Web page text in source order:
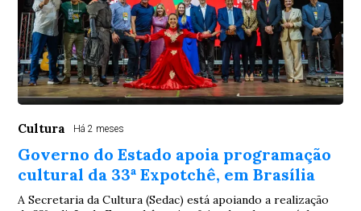
Cultura Há 2 meses
Governo do Estado apoia programação
cultural da 33ª Expotchê, em Brasília
A Secretaria da Cultura (Sedac) está apoiando a realização